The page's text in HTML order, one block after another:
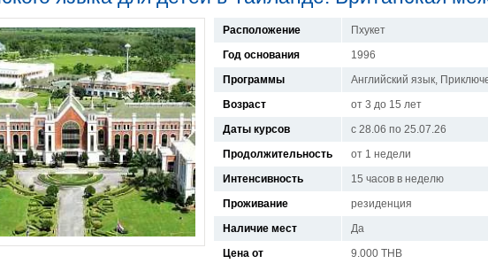
Расположение
Пхукет
Год основания
1996
Программы
Английский язык,
Возраст
от 3 до 15 лет
Даты курсов
с 28.06 по 25.07.26
Продолжительность
от 1 недели
Интенсивность
15 часов в неделю
Проживание
резиденция
Наличие мест
Да
Цена от
9.000 THB